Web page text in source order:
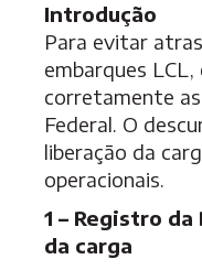
Introdução
Para evitar
embarques
corretamente
Federal. O
liberação da
operacionais.
1 – Registro da
da carga